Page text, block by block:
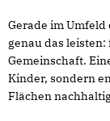
Gerade im
genau das
Gemeinschaft.
Kinder, sondern
Flächen